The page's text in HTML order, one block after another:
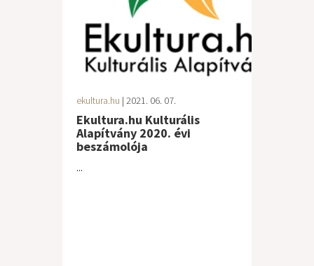
ekultura.hu | 2021. 06. 07.
Ekultura.hu Kulturális
Alapítvány 2020. évi
beszámolója
...